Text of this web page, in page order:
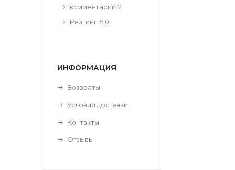
комментарий: 2
Рейтинг: 5.0
ИНФОРМАЦИЯ
Возвраты
Условия доставки
Контакты
Отзывы